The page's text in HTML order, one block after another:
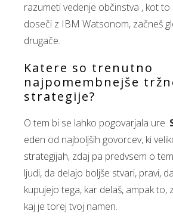
razumeti vedenje občinstva , kot
doseči z IBM Watsonom, začneš
drugače.
Katere so trenutno
najpomembnejše
strategije?
O tem bi se lahko pogovarjala ure.
eden od najboljših govorcev, ki
strategijah, zdaj pa predvsem o
ljudi, da delajo boljše stvari, pravi,
kupujejo tega, kar delaš, ampak to,
kaj je torej tvoj namen.